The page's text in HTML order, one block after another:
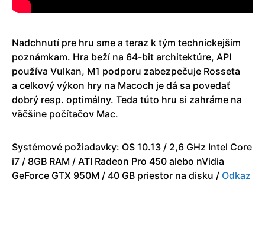
Nadchnutí pre hru sme a teraz k tým technickejším
poznámkam. Hra beží na 64-bit architektúre, API
používa Vulkan, M1 podporu zabezpečuje Rosseta
a celkový výkon hry na Macoch je dá sa povedať
dobrý resp. optimálny. Teda túto hru si zahráme na
väčšine počítačov Mac.
Systémové požiadavky: OS 10.13 / 2,6 GHz Intel Core
i7 / 8GB RAM / ATI Radeon Pro 450 alebo nVidia
GeForce GTX 950M / 40 GB priestor na disku / Odkaz